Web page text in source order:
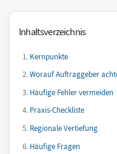
Inhaltsverzeichnis
Kernpunkte
Worauf Auftraggeber
Häufige Fehler vermeiden
Praxis-Checkliste
Regionale Vertiefung
Häufige Fragen